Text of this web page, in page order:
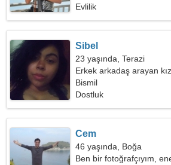
Evlilik
Sibel
23 yaşında, Terazi
Erkek arkadaş arayan kız
Bismil
Dostluk
Cem
46 yaşında, Boğa
Ben bir fotoğrafçıyım,